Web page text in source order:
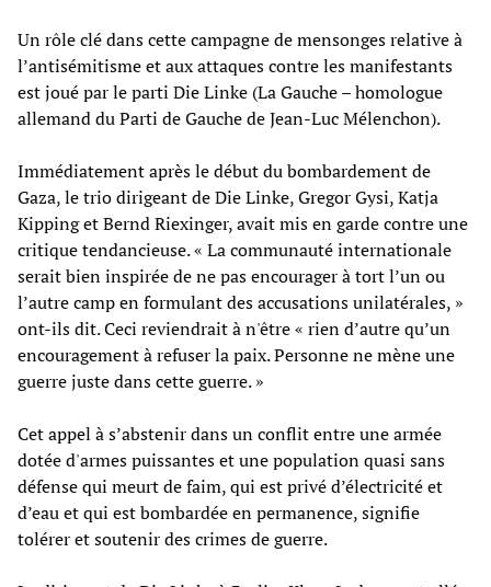
Un rôle clé dans cette campagne de mensonges relative à
l’antisémitisme et aux attaques contre les manifestants
est joué par le parti Die Linke (La Gauche – homologue
allemand du Parti de Gauche de Jean-Luc Mélenchon).
Immédiatement après le début du bombardement de
Gaza, le trio dirigeant de Die Linke, Gregor Gysi, Katja
Kipping et Bernd Riexinger, avait mis en garde contre une
critique tendancieuse. « La communauté internationale
serait bien inspirée de ne pas encourager à tort l’un ou
l’autre camp en formulant des accusations unilatérales, »
ont-ils dit. Ceci reviendrait à n'être « rien d’autre qu’un
encouragement à refuser la paix. Personne ne mène une
guerre juste dans cette guerre. »
Cet appel à s’abstenir dans un conflit entre une armée
dotée d'armes puissantes et une population quasi sans
défense qui meurt de faim, qui est privé d’électricité et
d’eau et qui est bombardée en permanence, signifie
tolérer et soutenir des crimes de guerre.